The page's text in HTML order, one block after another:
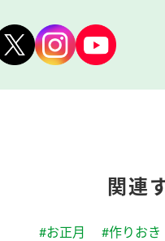
関連
#お正月 #作りおき